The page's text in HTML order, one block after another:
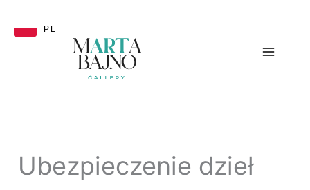
treści
Ubezpieczenie dzieł
PL